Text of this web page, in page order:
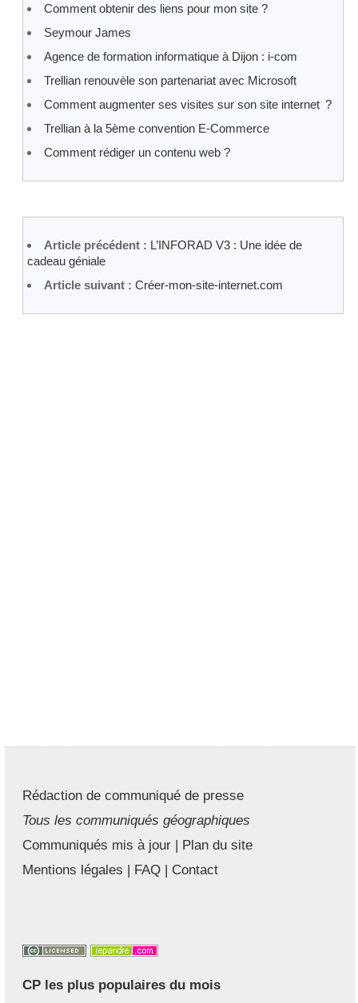
Comment obtenir des liens pour mon site ?
Seymour James
Agence de formation informatique à Dijon : i-com
Trellian renouvèle son partenariat avec Microsoft
Comment augmenter ses visites sur son site internet ?
Trellian à la 5ème convention E-Commerce
Comment rédiger un contenu web ?
Article précédent : L’INFORAD V3 : Une idée de
cadeau géniale
Article suivant : Créer-mon-site-internet.com
Rédaction de communiqué de presse
Tous les communiqués géographiques
Communiqués mis à jour | Plan du site
Mentions légales | FAQ | Contact
CP les plus populaires du mois